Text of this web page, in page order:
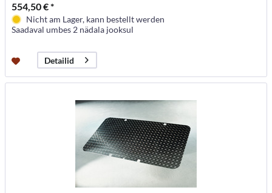
554,50 € *
Nicht am Lager, kann bestellt werden
Saadaval umbes 2 nädala jooksul
Detailid